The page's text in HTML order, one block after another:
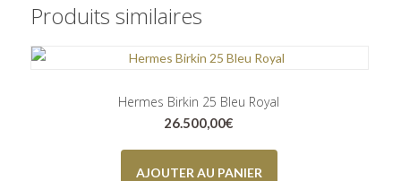
Produits similaires
Hermes Birkin 25 Bleu Royal
26.500,00€
AJOUTER AU PANIER